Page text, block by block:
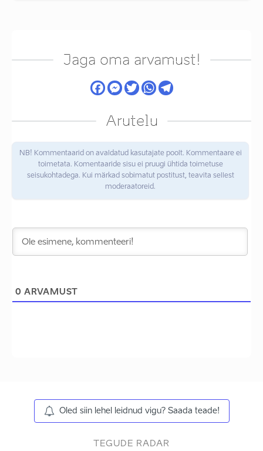
Jaga oma arvamust!
Arutelu
NB! Kommentaarid on avaldatud kasutajate poolt. Kommentaare ei
toimetata. Komentaaride sisu ei pruugi ühtida toimetuse
seisukohtadega. Kui märkad sobimatut postitust, teavita sellest
moderaatoreid.
0 ARVAMUST
Oled siin lehel leidnud vigu? Saada teade!
TEGUDE RADAR